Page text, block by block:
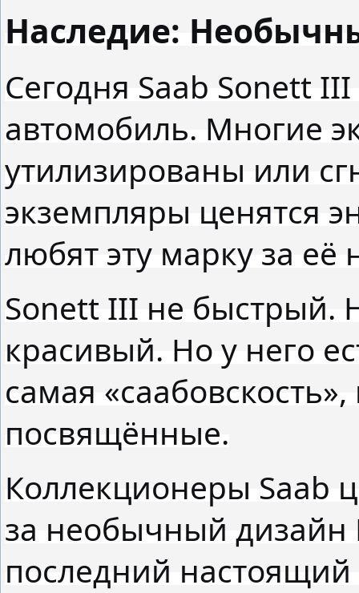
Наследие:
Сегодня Saab Sonett
автомобиль. Многие
утилизированы или
экземпляры ценятся
любят эту марку за её
Sonett III не
красивый. Но у него
самая
посвящённые.
Коллекционеры Saab
за необычный дизайн
последний